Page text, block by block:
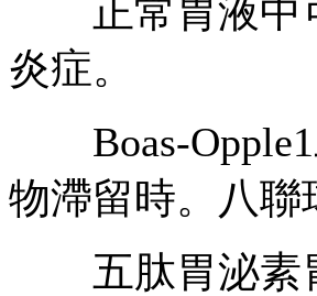
正常胃液中可
炎症。
Boas-Opple1
物滯留時。八
五肽胃泌素胃